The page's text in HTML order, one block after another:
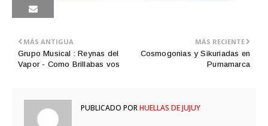
MÁS RECIENTE
Cosmogonias y Sikuriadas en
Pumamarca
MÁS ANTIGUA
Grupo Musical : Reynas del
Vapor - Como Brillabas vos
PUBLICADO PORHUELLAS DE JUJUY